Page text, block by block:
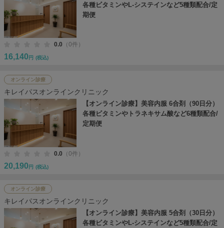
各種ビタミンやL-システインなど5種類配合/定
期便
0.0 （0件）
16,140 円 (税込)
オンライン診療
キレイパスオンラインクリニック
【オンライン診療】美容内服 6合剤（90日分）
各種ビタミンやトラネキサム酸など6種類配合/
定期便
0.0 （0件）
20,190 円 (税込)
オンライン診療
キレイパスオンラインクリニック
【オンライン診療】美容内服 5合剤（30日分）
各種ビタミンやL-システインなど5種類配合/定